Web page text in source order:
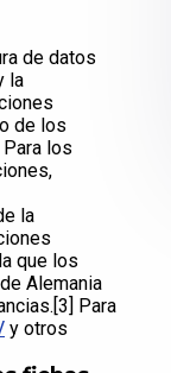
de datos
la
de los
los
la
que los
Alemania
Para
y otros